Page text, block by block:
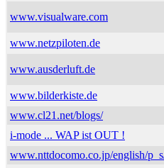
www.visualware.com
www.netzpiloten.de
www.ausderluft.de
www.bilderkiste.de
www.cl21.net/blogs/
i-mode ... WAP ist OUT !
www.nttdocomo.co.jp/english/